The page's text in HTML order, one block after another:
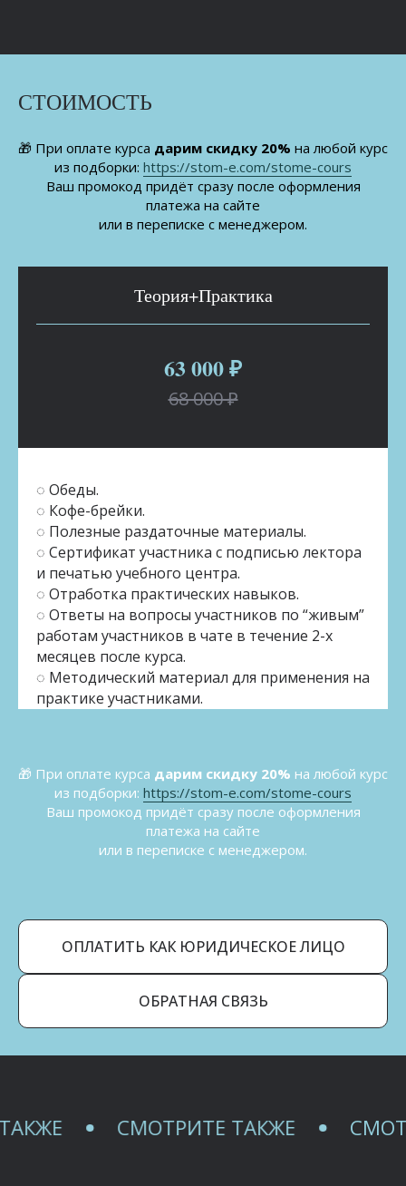
СТОИМОСТЬ
🎁 При оплате курса дарим скидку 20% на любой курс
из подборки: https://stom-e.com/stome-cours
Ваш промокод придёт сразу после оформления
платежа на сайте
или в переписке с менеджером.
Теория+Практика
63 000 ₽
68 000 ₽
◌ Обеды.
◌ Кофе-брейки.
◌ Полезные раздаточные материалы.
◌ Сертификат участника с подписью лектора
и печатью учебного центра.
◌ Отработка практических навыков.
◌ Ответы на вопросы участников по “живым”
работам участников в чате в течение 2-х
месяцев после курса.
◌ Методический материал для применения на
практике участниками.
🎁 При оплате курса дарим скидку 20% на любой курс
из подборки: https://stom-e.com/stome-cours
Ваш промокод придёт сразу после оформления
платежа на сайте
или в переписке с менеджером.
ОПЛАТИТЬ КАК ЮРИДИЧЕСКОЕ ЛИЦО
ОБРАТНАЯ СВЯЗЬ
СМОТРИТЕ ТАКЖЕ